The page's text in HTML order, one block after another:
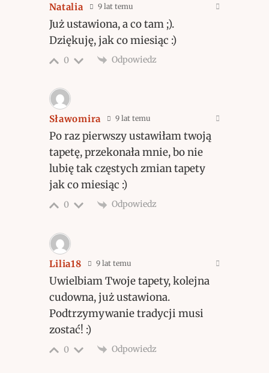
Natalia 9 lat temu
Już ustawiona, a co tam ;).
Dziękuję, jak co miesiąc :)
0 Odpowiedz
Sławomira 9 lat temu
Po raz pierwszy ustawiłam twoją
tapetę, przekonała mnie, bo nie
lubię tak częstych zmian tapety
jak co miesiąc :)
0 Odpowiedz
Lilia18 9 lat temu
Uwielbiam Twoje tapety, kolejna
cudowna, już ustawiona.
Podtrzymywanie tradycji musi
zostać! :)
0 Odpowiedz